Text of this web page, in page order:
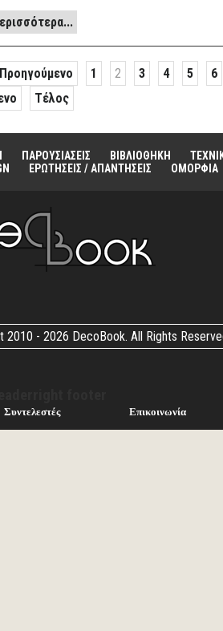
Προηγούμενο 1 2 3 4 5
6
Τέλος
ΠΑΡΟΥΣΙΑΣΕΙΣ ΒΙΒΛΙΟΘΗΚΗ
ΕΡΩΤΗΣΕΙΣ / ΑΠΑΝΤΗΣΕΙΣ ΟΜΟΡΦΙΑ
2010 - 2026 DecoBook. All Rights
Συντελεστές Επικοινωνία